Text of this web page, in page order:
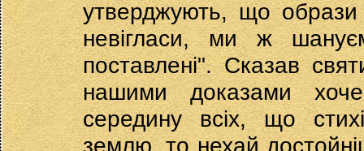
утверджують, що образи
невігласи, ми ж
поставлені". Сказав
нашими доказами
середину всіх, що
землю, то нехай